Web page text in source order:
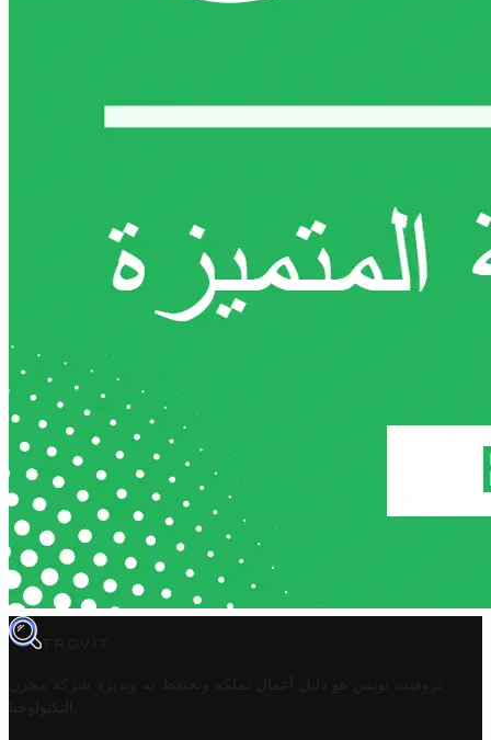
TROVIT
تروفيت تونس هو دليل أعمال تملكه وتحتفظ به وتديره
شركة مخزن
التكنولوجيا